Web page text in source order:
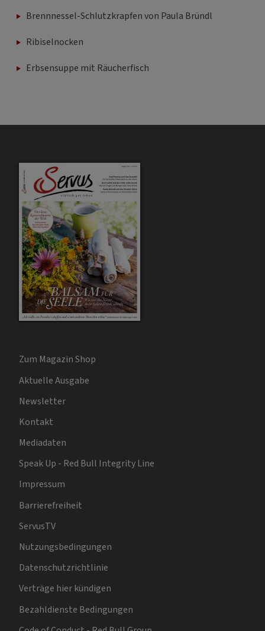
Brennnessel-Schlutzkrapfen von Paula Bründl
Ribiselnocken
Erbsensuppe mit Räucherfisch
Zum Magazin Shop
Aktuelle Ausgabe
Newsletter
Kontakt
Mediadaten
Speak Up - Red Bull Integrity Line
Impressum
Barrierefreiheit
ServusTV
Nutzungsbedingungen
Datenschutzrichtlinie
Verträge hier kündigen
Bezahldienste Bedingungen